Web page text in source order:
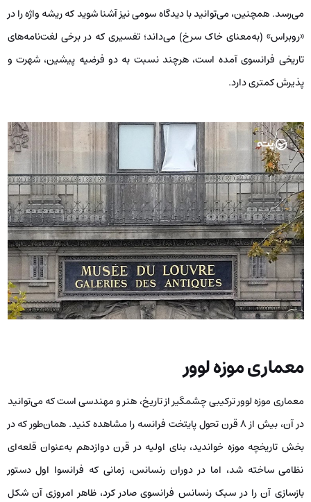
می‌رسد. همچنین، می‌توانید با دیدگاه سومی نیز آشنا شوید که ریشه واژه را در
«روبراس» (به‌معنای خاک سرخ) می‌داند؛ تفسیری که در برخی لغت‌نامه‌های
تاریخی فرانسوی آمده است، هرچند نسبت به دو فرضیه پیشین، شهرت و
پذیرش کمتری دارد.
معماری موزه لوور
معماری موزه لوور ترکیبی چشمگیر از تاریخ، هنر و مهندسی است که می‌توانید
در آن، بیش از ۸ قرن تحول پایتخت فرانسه را مشاهده کنید. همان‌طور که در
بخش تاریخچه موزه خواندید، بنای اولیه در قرن دوازدهم به‌عنوان قلعه‌ای
نظامی ساخته شد، اما در دوران رنسانس، زمانی که فرانسوا اول دستور
بازسازی آن را در سبک رنسانس فرانسوی صادر کرد، ظاهر امروزی آن شکل